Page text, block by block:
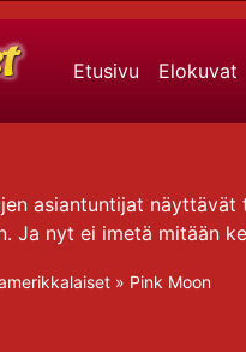
Etusivu Elokuvat
asiantuntijat näyttävät
Ja nyt ei imetä mitään
» Pink Moon